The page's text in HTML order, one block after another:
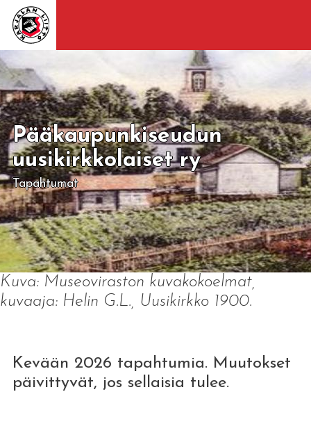
Pääkaupunkiseudun
uusikirkkolaiset ry
Tapahtumat
Kuva: Museoviraston kuvakokoelmat,
kuvaaja: Helin G.L., Uusikirkko 1900.
Kevään 2026 tapahtumia. Muutokset
päivittyvät, jos sellaisia tulee.